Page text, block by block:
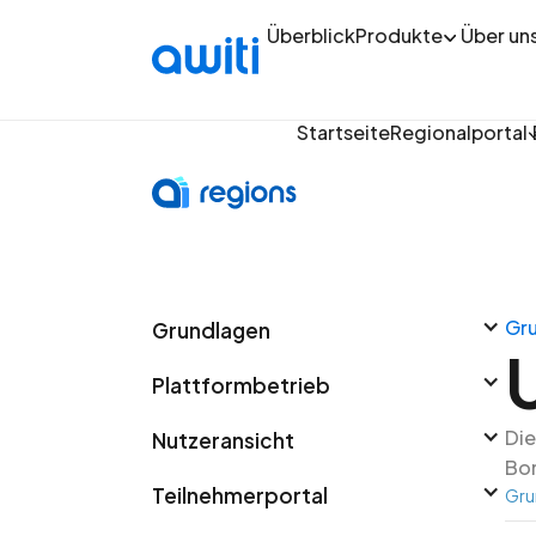
ÜberblickProdukte Über
StartseiteRegionalportal
Grundlagen
Plattformbetrieb
Nutzeransicht
Teilnehmerportal